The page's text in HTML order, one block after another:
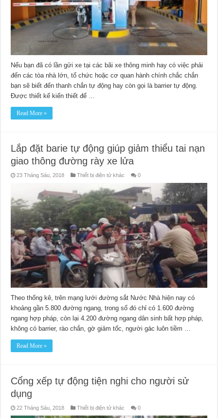
Nếu bạn đã có lần gửi xe tại các bãi xe thông minh hay có việc phải
đến các tòa nhà lớn, tổ chức hoặc cơ quan hành chính chắc chắn
bạn sẽ biết đến thanh chắn tự động hay còn gọi là barrier tự động.
Được thiết kế kiến thiết để …
Read More »
Lắp đặt barie tự động giúp giảm thiểu tai nạn
giao thông đường rày xe lửa
23 Tháng Sáu, 2018 Thiết bị điện tử khác 0
Theo thống kê, trên mạng lưới đường sắt Nước Nhà hiện nay có
khoảng gần 5.800 đường ngang, trong số đó chỉ có 1.600 đường
ngang hợp pháp, còn lại 4.200 đường ngang dân sinh bất hợp pháp,
không có barrier, rào chắn, gờ giảm tốc, người gác luôn tiềm …
Read More »
Cổng xếp tự động tiện nghi cho người sử
dụng
22 Tháng Sáu, 2018 Thiết bị điện tử khác 0